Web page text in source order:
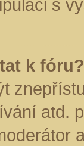
s
k fóru?
atd.